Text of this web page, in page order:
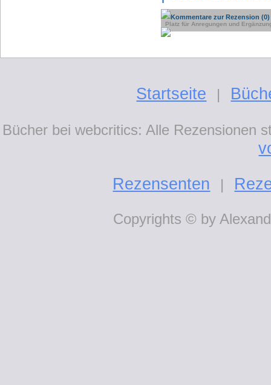
Kommentare zur Rezension (0)
Platz für Anregungen und
Startseite |
Bücher bei webcritics: Alle Rezensionen
Rezensenten
|
Copyrights © by